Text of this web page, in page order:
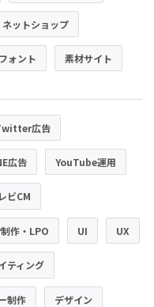
ネットショップ
フォント 素材サイト
広告
広告 YouTube運用
ビCM
作・LPO UI UX
ティング
制作 デザイン